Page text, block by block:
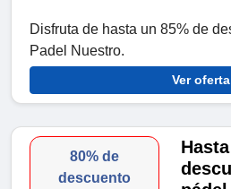
Disfruta de hasta un 85% de
Padel Nuestro.
Ver oferta
80% de
descuento